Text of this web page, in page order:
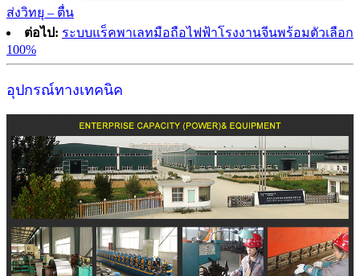
ส่งวิทยุ – ตื่น
ต่อไป: ระบบแร็คพาเลทมือถือไฟฟ้าโรงงานจีนพร้อมตัวเลือก
100%
อุปกรณ์ทางเทคนิค